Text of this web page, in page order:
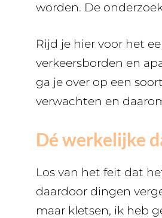
worden. De
Rijd je hier voor het
verkeersborden en
ga je over op een
verwachten en
Dé werkelijke
Los van het feit dat
daardoor dingen
maar kletsen, ik heb